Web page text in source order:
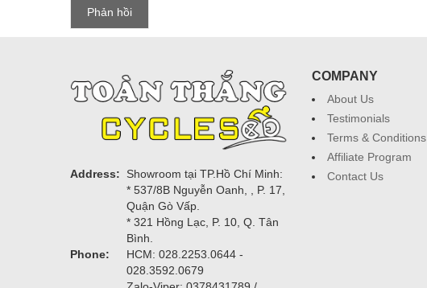
Address:
Showroom tại TP.Hồ Chí Minh:
* 537/8B Nguyễn Oanh, , P. 17,
Quận Gò Vấp.
* 321 Hồng Lạc, P. 10, Q. Tân
Bình.
Phone:
HCM: 028.2253.0644 -
028.3592.0679
COMPANY
About Us
Testimonials
Terms & Conditions
Affiliate Program
Contact Us